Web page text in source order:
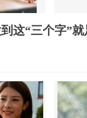
这“三个字”就